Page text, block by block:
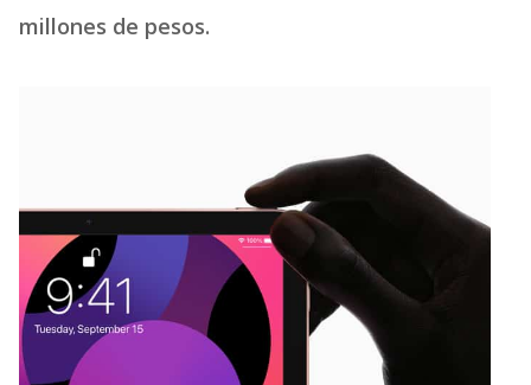
millones de pesos.